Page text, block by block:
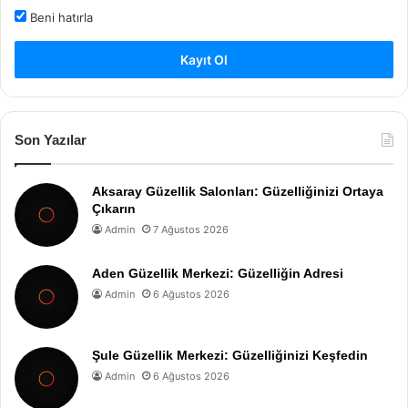
Beni hatırla
Kayıt Ol
Son Yazılar
Aksaray Güzellik Salonları: Güzelliğinizi Ortaya
Çıkarın
Admin 7 Ağustos 2026
Aden Güzellik Merkezi: Güzelliğin Adresi
Admin 6 Ağustos 2026
Şule Güzellik Merkezi: Güzelliğinizi Keşfedin
Admin 6 Ağustos 2026